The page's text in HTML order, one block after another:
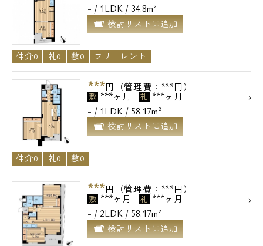
- / 1LDK / 34.8m²
検討リストに追加
仲介0 礼0 敷0 フリーレント
***円（管理費：***円）
敷 ***ヶ月 礼 ***ヶ月
- / 1LDK / 58.17m²
検討リストに追加
仲介0 礼0 敷0
***円（管理費：***円）
敷 ***ヶ月 礼 ***ヶ月
- / 2LDK / 58.17m²
検討リストに追加